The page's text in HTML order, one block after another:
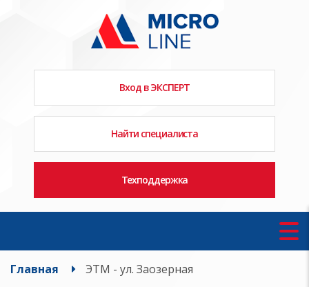
Вход в ЭКСПЕРТ
Найти специалиста
Техподдержка
Главная ЭТМ - ул. Заозерная